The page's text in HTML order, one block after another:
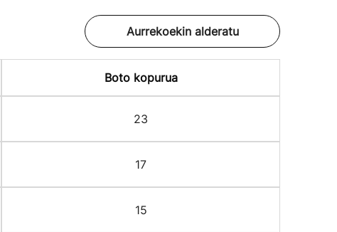
Aurrekoekin alderatu
Boto kopurua
23
17
15